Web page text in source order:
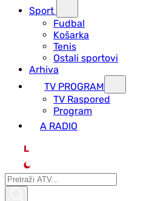
Sport
Fudbal
Košarka
Tenis
Ostali sportovi
Arhiva
TV PROGRAM
ТV Raspored
Program
A RADIO
L